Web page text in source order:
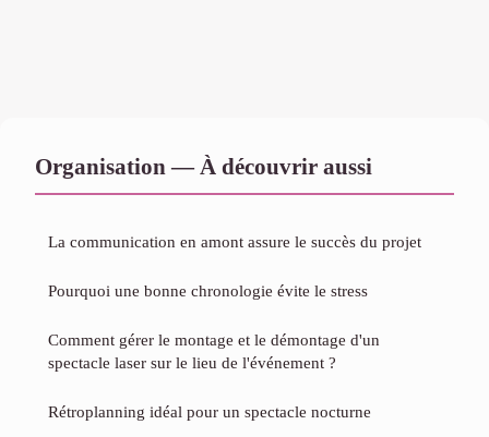
Organisation — À découvrir aussi
La communication en amont assure le succès du projet
Pourquoi une bonne chronologie évite le stress
Comment gérer le montage et le démontage d'un
spectacle laser sur le lieu de l'événement ?
Rétroplanning idéal pour un spectacle nocturne